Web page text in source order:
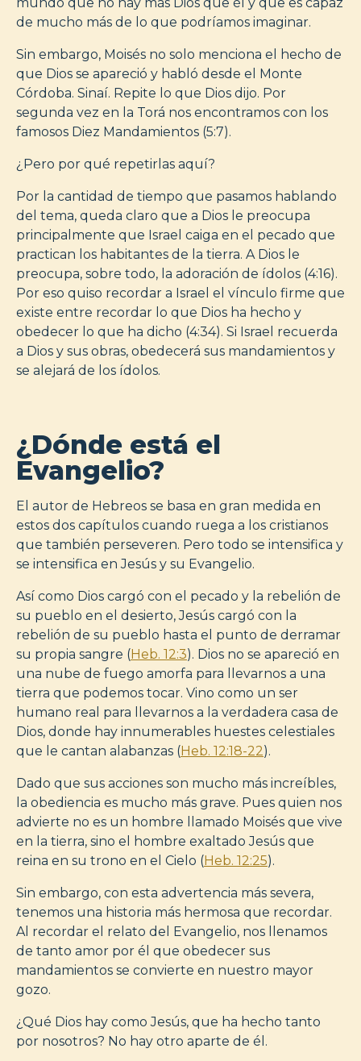
de mucho más de lo que podríamos imaginar.
Sin embargo, Moisés no solo menciona el hecho de
que Dios se apareció y habló desde el Monte
Córdoba. Sinaí. Repite lo que Dios dijo. Por
segunda vez en la Torá nos encontramos con los
famosos Diez Mandamientos (5:7).
¿Pero por qué repetirlas aquí?
Por la cantidad de tiempo que pasamos hablando
del tema, queda claro que a Dios le preocupa
principalmente que Israel caiga en el pecado que
practican los habitantes de la tierra. A Dios le
preocupa, sobre todo, la adoración de ídolos (4:16).
Por eso quiso recordar a Israel el vínculo firme que
existe entre recordar lo que Dios ha hecho y
obedecer lo que ha dicho (4:34). Si Israel recuerda
a Dios y sus obras, obedecerá sus mandamientos y
se alejará de los ídolos.
¿Dónde está el
Evangelio?
El autor de Hebreos se basa en gran medida en
estos dos capítulos cuando ruega a los cristianos
que también perseveren. Pero todo se intensifica y
se intensifica en Jesús y su Evangelio.
Así como Dios cargó con el pecado y la rebelión de
su pueblo en el desierto, Jesús cargó con la
rebelión de su pueblo hasta el punto de derramar
su propia sangre (Heb. 12:3). Dios no se apareció en
una nube de fuego amorfa para llevarnos a una
tierra que podemos tocar. Vino como un ser
humano real para llevarnos a la verdadera casa de
Dios, donde hay innumerables huestes celestiales
que le cantan alabanzas (Heb. 12:18-22).
Dado que sus acciones son mucho más increíbles,
la obediencia es mucho más grave. Pues quien nos
advierte no es un hombre llamado Moisés que vive
en la tierra, sino el hombre exaltado Jesús que
reina en su trono en el Cielo (Heb. 12:25).
Sin embargo, con esta advertencia más severa,
tenemos una historia más hermosa que recordar.
Al recordar el relato del Evangelio, nos llenamos
de tanto amor por él que obedecer sus
mandamientos se convierte en nuestro mayor
gozo.
¿Qué Dios hay como Jesús, que ha hecho tanto
por nosotros? No hay otro aparte de él.